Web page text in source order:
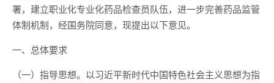
署，建立职业化专业化药品检查员队伍，进一步完善药品监管
体制机制，经国务院同意，现提出以下意见。
一、总体要求
（一）指导思想。以习近平新时代中国特色社会主义思想为指